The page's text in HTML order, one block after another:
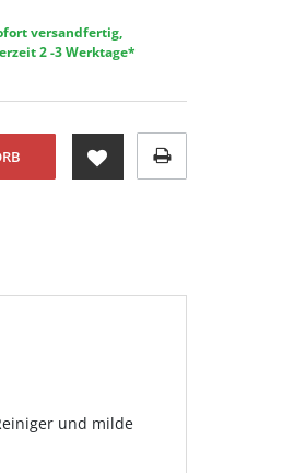
versandfertig,
2 -3 Werktage*
und milde